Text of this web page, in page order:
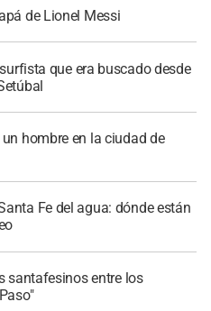
de Lionel Messi
que era buscado desde
hombre en la ciudad de
Fe del agua: dónde están
santafesinos entre los